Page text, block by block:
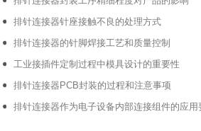
排针连接器针座接触不良的处理方式
排针连接器的针脚焊接工艺和质量控制
工业接插件定制过程中模具设计的重要性
排针连接器PCB封装的过程和注意事项
排针连接器作为电子设备内部连接组件的应用